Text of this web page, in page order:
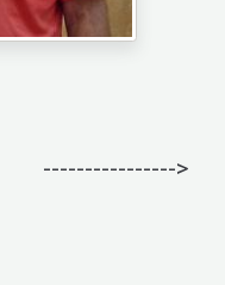
---------------->